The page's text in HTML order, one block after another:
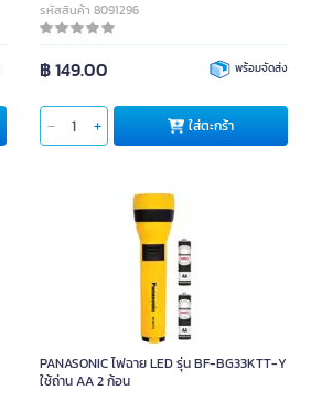
รหัสสินค้า 8091296
฿ 149.00 พร้อมจัดส่ง
ใส่ตะกร้า
PANASONIC ไฟฉาย LED รุ่น BF-BG33KTT-Y
ใช้ถ่าน AA 2 ก้อน